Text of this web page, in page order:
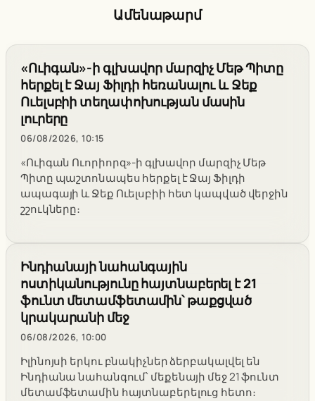
Ամենաթարմ
«Ուիգան»-ի գլխավոր մարզիչ Մեթ Պիտը
հերքել է Ջայ Ֆիլդի հեռանալու և Ջեք
Ուելսբիի տեղափոխության մասին
լուրերը
06/08/2026, 10:15
«Ուիգան Ուորիորզ»-ի գլխավոր մարզիչ Մեթ
Պիտը պաշտոնապես հերքել է Ջայ Ֆիլդի
ապագայի և Ջեք Ուելսբիի հետ կապված վերջին
շշուկները։
Ինդիանայի նահանգային
ոստիկանությունը հայտնաբերել է 21
ֆունտ մետամֆետամին՝ թաքցված
կրակարանի մեջ
06/08/2026, 10:00
Իլինոյսի երկու բնակիչներ ձերբակալվել են
Ինդիանա նահանգում՝ մեքենայի մեջ 21 ֆունտ
մետամֆետամին հայտնաբերելուց հետո։